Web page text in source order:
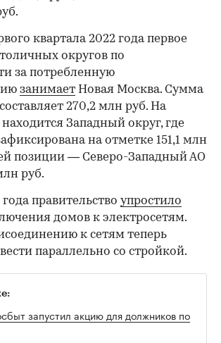
квартала 2022 года первое
округов по
за потребленную
занимает Новая Москва. Сумма
270,2 млн руб. На
Западный округ, где
на отметке 151,1 млн
позиции — Северо-Западный АО
руб.
правительство упростило
домов к электросетям.
к сетям теперь
параллельно со стройкой.
запустил акцию для должников по